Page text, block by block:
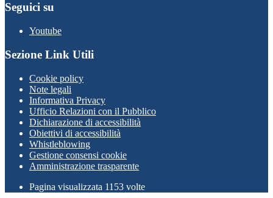
Seguici su
Youtube
Sezione Link Utili
Cookie policy
Note legali
Informativa Privacy
Ufficio Relazioni con il Pubblico
Dichiarazione di accessibilità
Obiettivi di accessibilità
Whistleblowing
Gestione consensi cookie
Amministrazione trasparente
Pagina visualizzata 1153 volte